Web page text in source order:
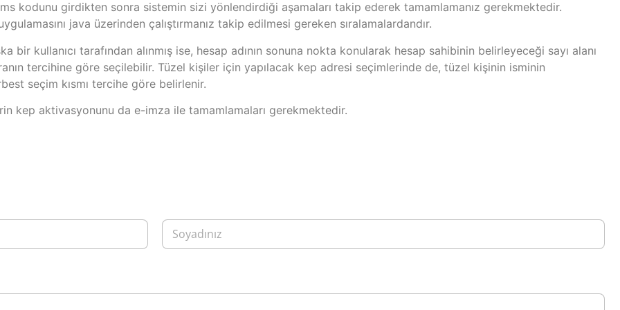
kodunu girdikten sonra sistemin sizi yönlendirdiği aşamaları takip ederek tamamlamanız gerekmektedir.
java üzerinden çalıştırmanız takip edilmesi gereken sıralamalardandır.
kullanıcı tarafından alınmış ise, hesap adının sonuna nokta konularak hesap sahibinin belirleyeceği sayı alanı
tercihine göre seçilebilir. Tüzel kişiler için yapılacak kep adresi seçimlerinde de, tüzel kişinin isminin
seçim kısmı tercihe göre belirlenir.
kep aktivasyonunu da e-imza ile tamamlamaları gerekmektedir.